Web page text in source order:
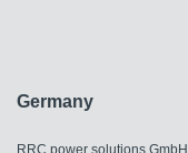
Germany
RRC power solutions GmbH